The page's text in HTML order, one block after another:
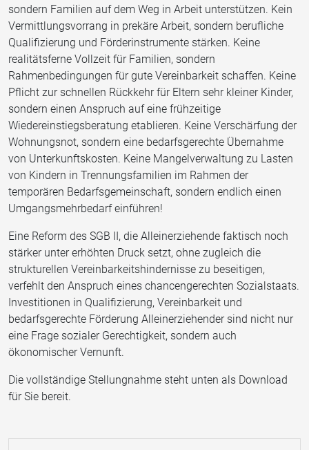
sondern Familien auf dem Weg in Arbeit unterstützen. Kein
Vermittlungsvorrang in prekäre Arbeit, sondern berufliche
Qualifizierung und Förderinstrumente stärken. Keine
realitätsferne Vollzeit für Familien, sondern
Rahmenbedingungen für gute Vereinbarkeit schaffen. Keine
Pflicht zur schnellen Rückkehr für Eltern sehr kleiner Kinder,
sondern einen Anspruch auf eine frühzeitige
Wiedereinstiegsberatung etablieren. Keine Verschärfung der
Wohnungsnot, sondern eine bedarfsgerechte Übernahme
von Unterkunftskosten. Keine Mangelverwaltung zu Lasten
von Kindern in Trennungsfamilien im Rahmen der
temporären Bedarfsgemeinschaft, sondern endlich einen
Umgangsmehrbedarf einführen!
Eine Reform des SGB II, die Alleinerziehende faktisch noch
stärker unter erhöhten Druck setzt, ohne zugleich die
strukturellen Vereinbarkeitshindernisse zu beseitigen,
verfehlt den Anspruch eines chancengerechten Sozialstaats.
Investitionen in Qualifizierung, Vereinbarkeit und
bedarfsgerechte Förderung Alleinerziehender sind nicht nur
eine Frage sozialer Gerechtigkeit, sondern auch
ökonomischer Vernunft.
Die vollständige Stellungnahme steht unten als Download
für Sie bereit.